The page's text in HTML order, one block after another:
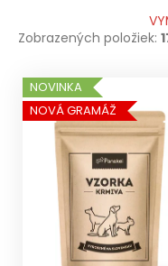
Zobrazených položiek:
V
ý
p
NOVINKA
NOVÁ GRAMÁŽ